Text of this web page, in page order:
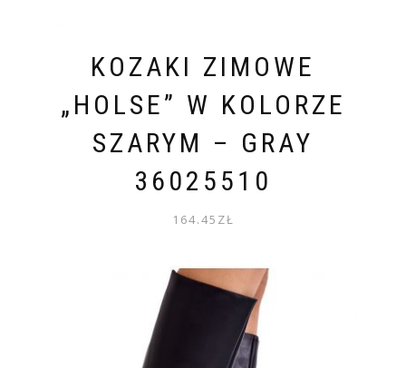
KOZAKI ZIMOWE
„HOLSE” W KOLORZE
SZARYM – GRAY
36025510
164.45 ZŁ